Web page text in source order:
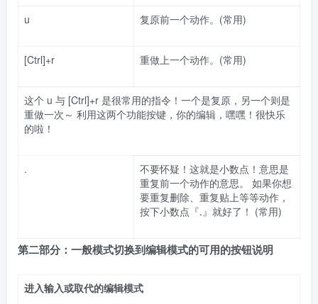
u 复原前一个动作。(常用)
[Ctrl]+r 重做上一个动作。(常用)
这个 u 与 [Ctrl]+r 是很常用的指令！一个是复原，另一个则是
重做一次～ 利用这两个功能按键，你的编辑，嘿嘿！很快乐
的啦！
.
不要怀疑！这就是小数点！意思是
重复前一个动作的意思。 如果你想
要重复删除、重复贴上等等动作，
按下小数点『.』就好了！ (常用)
第二部分：一般模式切换到编辑模式的可用的按钮说明
进入输入或取代的编辑模式